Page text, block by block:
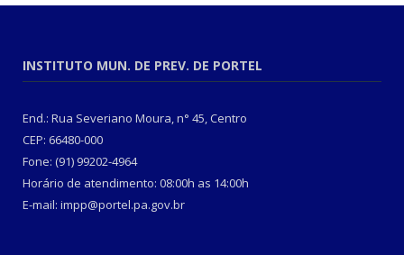
INSTITUTO MUN. DE PREV. DE PORTEL
End.: Rua Severiano Moura, n° 45, Centro
CEP: 66480-000
Fone: (91) 99202-4964
Horário de atendimento: 08:00h as 14:00h
E-mail: impp@portel.pa.gov.br